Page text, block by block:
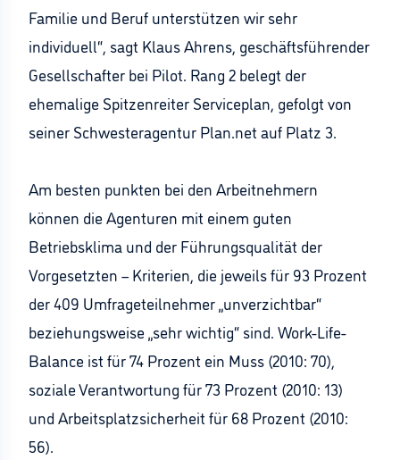
Familie und Beruf unterstützen wir sehr
individuell“, sagt Klaus Ahrens, geschäftsführender
Gesellschafter bei Pilot. Rang 2 belegt der
ehemalige Spitzenreiter Serviceplan, gefolgt von
seiner Schwesteragentur Plan.net auf Platz 3.
Am besten punkten bei den Arbeitnehmern
können die Agenturen mit einem guten
Betriebsklima und der Führungsqualität der
Vorgesetzten – Kriterien, die jeweils für 93 Prozent
der 409 Umfrageteilnehmer „unverzichtbar“
beziehungsweise „sehr wichtig“ sind. Work-Life-
Balance ist für 74 Prozent ein Muss (2010: 70),
soziale Verantwortung für 73 Prozent (2010: 13)
und Arbeitsplatzsicherheit für 68 Prozent (2010:
56).